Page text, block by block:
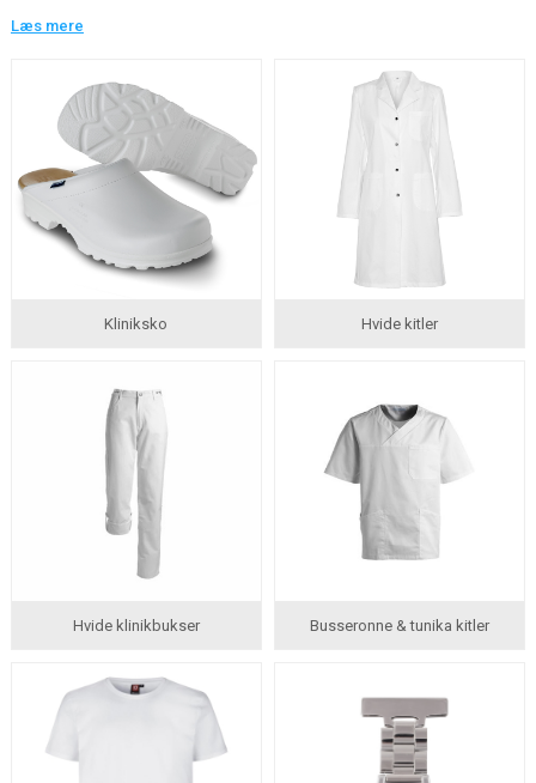
Læs mere
Kliniksko Hvide kitler
Hvide klinikbukser Busseronne & tunika kitler